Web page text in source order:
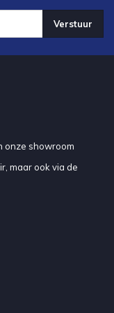
Verstuur
onze showroom
maar ook via de